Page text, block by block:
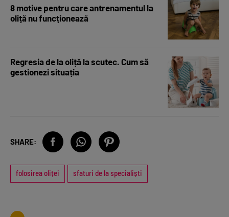
8 motive pentru care antrenamentul la
oliță nu funcționează
Regresia de la oliță la scutec. Cum să
gestionezi situația
SHARE:
folosirea oliței sfaturi de la specialiști